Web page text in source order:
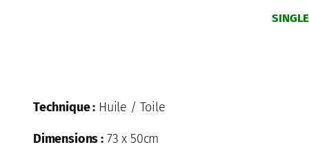
Technique : Huile / Toile
Dimensions :73 x 50cm